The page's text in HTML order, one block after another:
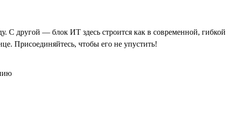
С другой — блок ИТ здесь строится как в современной, гибкой
Присоединяйтесь, чтобы его не упустить!